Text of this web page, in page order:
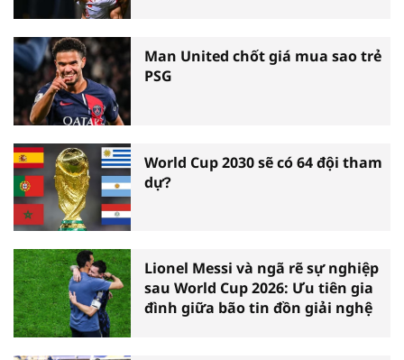
Man United chốt giá mua sao trẻ
PSG
World Cup 2030 sẽ có 64 đội tham
dự?
Lionel Messi và ngã rẽ sự nghiệp
sau World Cup 2026: Ưu tiên gia
đình giữa bão tin đồn giải nghệ